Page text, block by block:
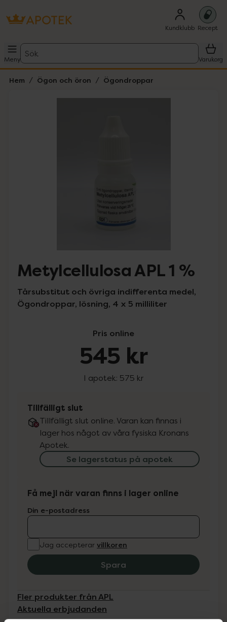
Kundklubb Recept
Meny
Sök
Varukorg
Hem Ögon och öron Ögondroppar
Metylcellulosa APL 1 %
Tårsubstitut och övriga indifferenta medel,
Ögondroppar, lösning, 4 x 5 milliliter
Pris online
545 kr
I apotek: 575 kr
Tillfälligt slut
Tillfälligt slut online. Varan kan finnas i
lager hos något av våra fysiska Kronans
Apotek.
Se lagerstatus på apotek
Få mejl när varan finns i lager online
Din e-postadress
Jag accepterar villkoren
Spara
Fler produkter från APL
Aktuella erbjudanden